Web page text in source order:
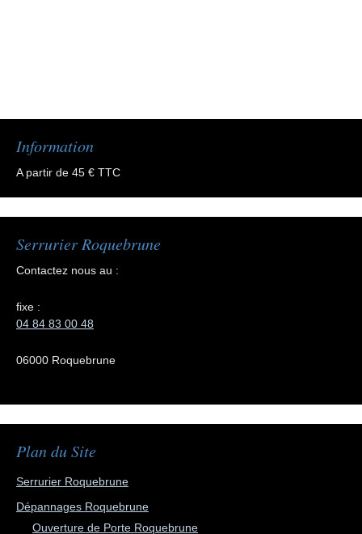
Information
A partir de 45 € TTC
Serrurier Roquebrune
Contactez nous au :
fixe :
04 84 83 00 48
06000 Roquebrune
Plan du Site
Serrurier Roquebrune
Dépannages Roquebrune
Ouverture de Porte Roquebrune